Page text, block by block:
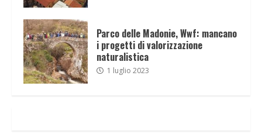
Parco delle Madonie, Wwf: mancano
i progetti di valorizzazione
naturalistica
1 luglio 2023